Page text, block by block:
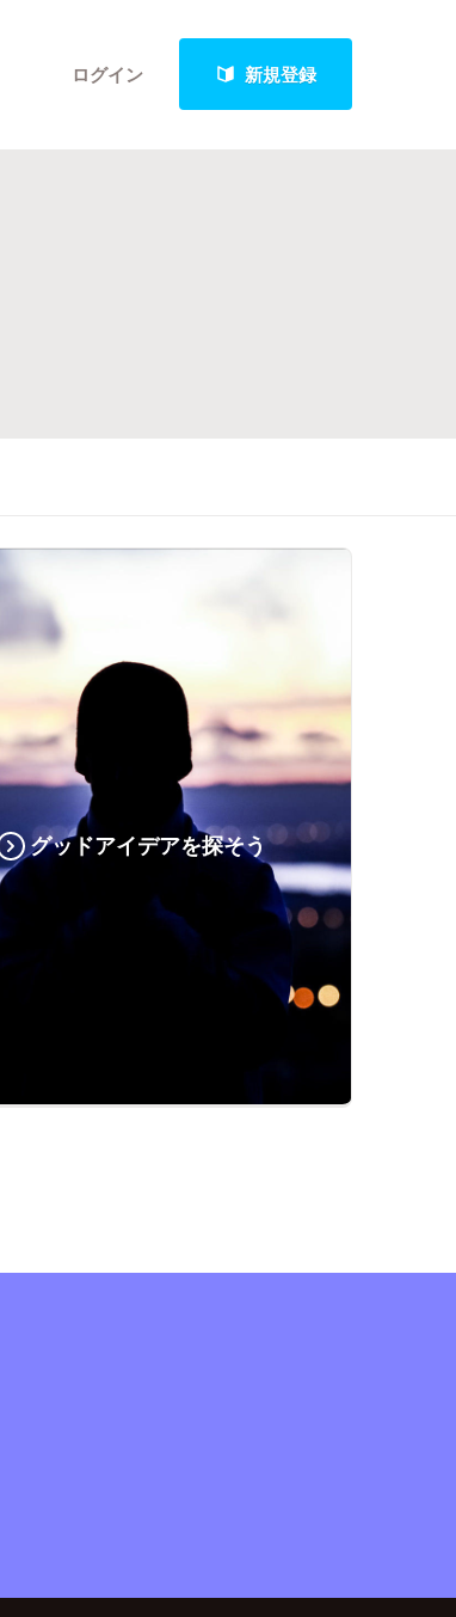
ログイン 新規登録
グッドアイデアを探そう